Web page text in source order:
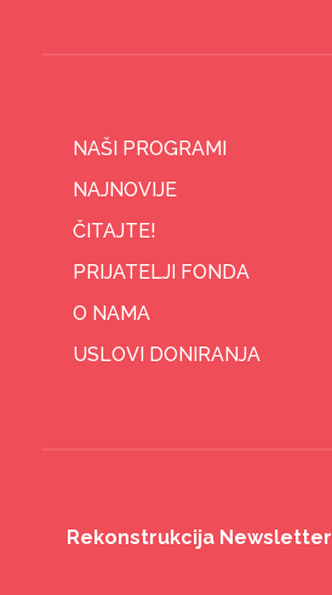
NAŠI PROGRAMI
NAJNOVIJE
ČITAJTE!
PRIJATELJI FONDA
O NAMA
USLOVI DONIRANJA
Rekonstrukcija Newsletter